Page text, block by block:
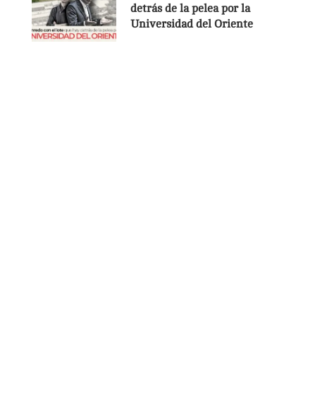
detrás de la pelea por la
Universidad del Oriente